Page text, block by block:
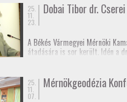
Boldog Új Évet Kívánunk a
25.
11.
23.
Dobai Tibor dr.
A Békés Vármegyei Mérnöki
átadására is sor került. Idén a
Dr. Cserei Pál a Békés
Gratulálunk!
25.
11.
07.
Mérnökgeodézia